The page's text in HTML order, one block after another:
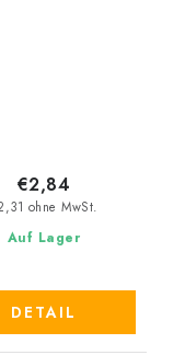
Auf Lager
ohne MwSt.
€2,84
DETAIL